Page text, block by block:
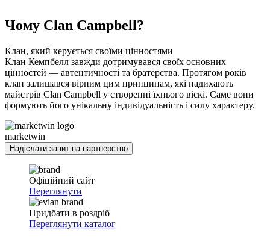
Чому Clan Campbell?
Клан, який керується своїми цінностями
Клан Кемпбелл завжди дотримувався своїх основних
цінностей — автентичності та братерства. Протягом років
клан залишався вірним цим принципам, які надихають
майстрів Clan Campbell у створенні їхнього віскі. Саме вони
формують його унікальну індивідуальність і силу характеру.
marketwin
Надіслати запит на партнерство
Офіційний сайт
Переглянути
Придбати в роздріб
Переглянути каталог